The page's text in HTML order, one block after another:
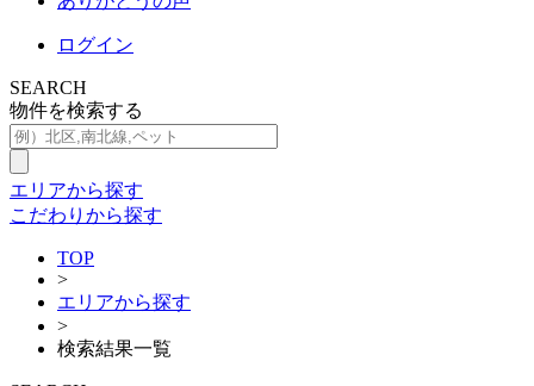
ログイン
SEARCH
物件を検索する
エリアから探す
こだわりから探す
TOP
>
エリアから探す
>
検索結果一覧